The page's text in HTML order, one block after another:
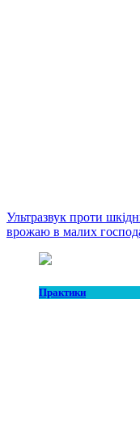
Ультразвук проти
врожаю в малих
Практики